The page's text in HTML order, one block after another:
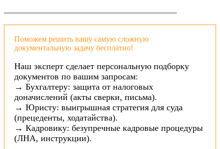
——————————————————————
Поможем решить вашу самую сложную
документальную задачу бесплатно!
Наш эксперт сделает персональную подборку
документов по вашим запросам:
→ Бухгалтеру: защита от налоговых
доначислений (акты сверки, письма).
→ Юристу: выигрышная стратегия для суда
(прецеденты, ходатайства).
→ Кадровику: безупречные кадровые процедуры
(ЛНА, инструкции).